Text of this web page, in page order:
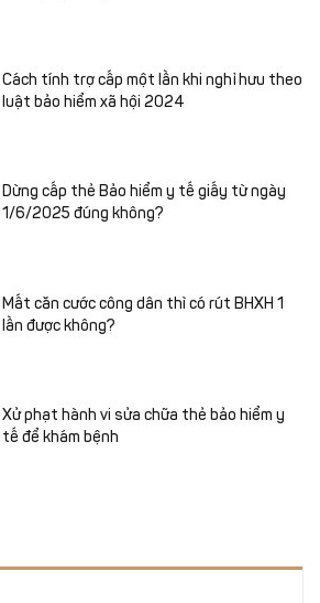
Cách tính trợ cấp một lần khi nghỉ hưu theo
luật bảo hiểm xã hội 2024
Dừng cấp thẻ Bảo hiểm y tế giấy từ ngày
1/6/2025 đúng không?
Mất căn cước công dân thì có rút BHXH 1
lần được không?
Xử phạt hành vi sửa chữa thẻ bảo hiểm y
tế để khám bệnh